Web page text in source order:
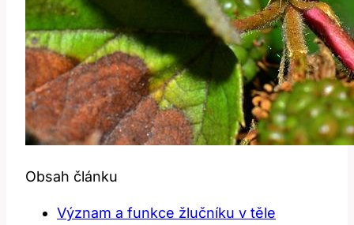
Obsah článku
Význam a​ funkce ⁣žlučníku v těle